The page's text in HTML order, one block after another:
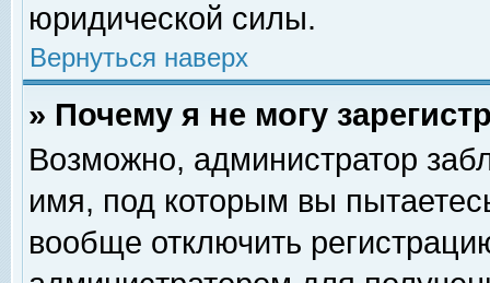
юридической силы.
Вернуться наверх
» Почему я не могу
Возможно, администратор
имя, под которым вы
вообще отключить